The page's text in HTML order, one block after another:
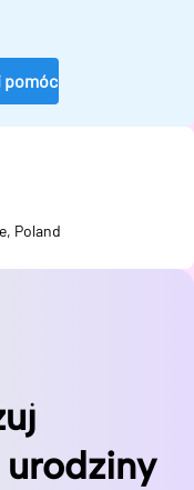
pomóc
Poland